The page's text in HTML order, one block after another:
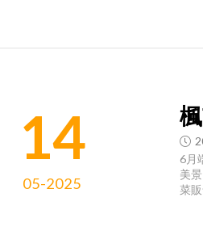
14
05-2025
6月
美
菜